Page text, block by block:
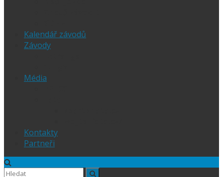
Kalendář závodů
Závody
Média
Kontakty
Partneři